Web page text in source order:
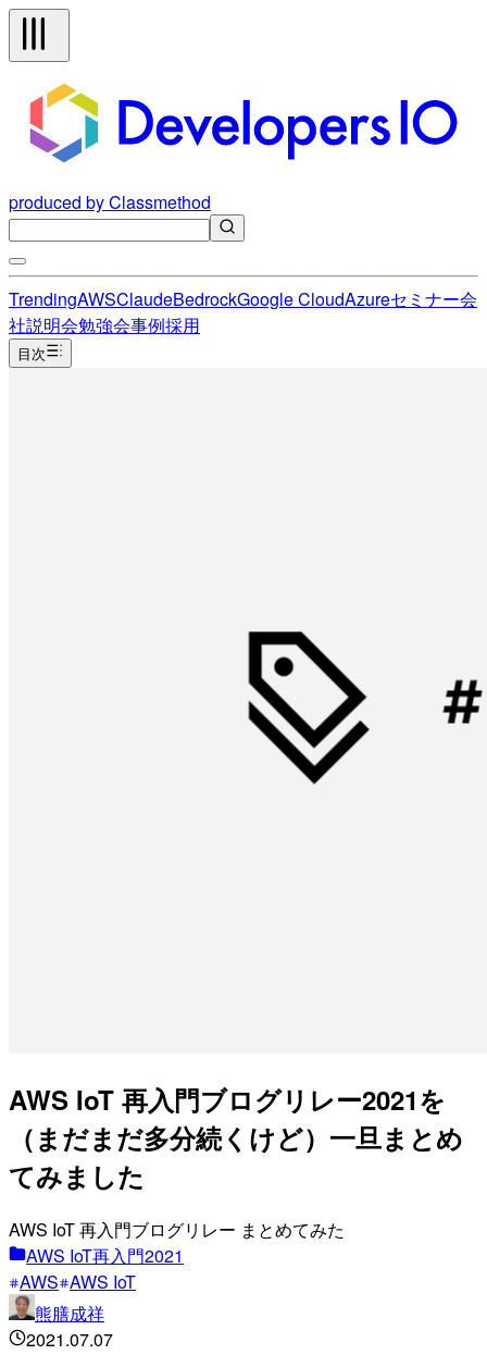
produced by Classmethod
TrendingAWSClaudeBedrockGoogle CloudAzureセミナー会
社説明会勉強会事例採用
目次
AWS IoT 再入門ブログリレー2021を
（まだまだ多分続くけど）一旦まとめ
てみました
AWS IoT 再入門ブログリレー まとめてみた
AWS IoT再入門2021
AWS AWS IoT
熊膳成祥
2021.07.07